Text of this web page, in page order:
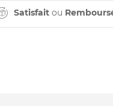
Satisfaitou